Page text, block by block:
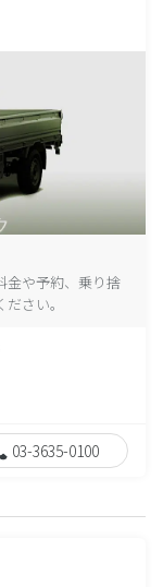
金や予約、乗り捨
さい。
03-3635-0100